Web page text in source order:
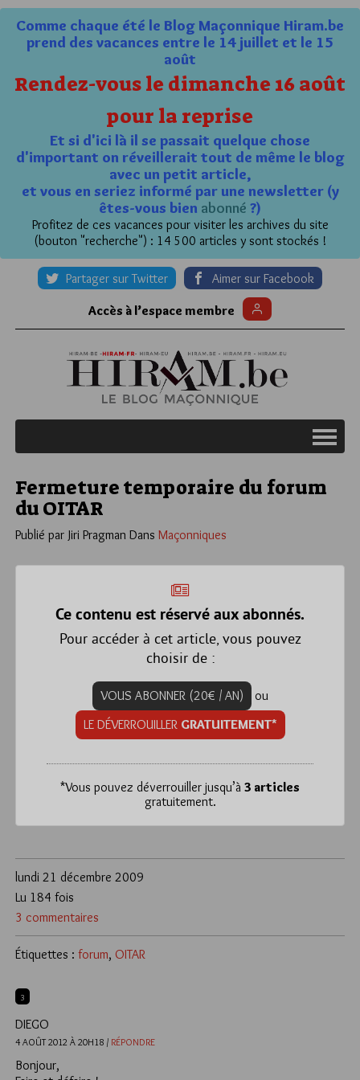
Comme chaque été le Blog Maçonnique Hiram.be
prend des vacances entre le 14 juillet et le 15
août
Rendez-vous le dimanche 16 août
pour la reprise
Et si d'ici là il se passait quelque chose
d'important on réveillerait tout de même le blog
avec un petit article,
et vous en seriez informé par une newsletter (y
êtes-vous bien abonné ?)
Profitez de ces vacances pour visiter les archives du site
(bouton "recherche") : 14 500 articles y sont stockés !
Partager sur Twitter Aimer sur Facebook
Accès à l’espace membre
Fermeture temporaire du forum
du OITAR
Publié par Jiri Pragman Dans Maçonniques
Ce contenu est réservé aux abonnés.
Pour accéder à cet article, vous pouvez
choisir de :
VOUS ABONNER (20€ / AN)
ou
LE DÉVERROUILLER GRATUITEMENT*
*Vous pouvez déverrouiller jusqu’à 3 articles
gratuitement.
lundi 21 décembre 2009
3 commentaires
Lu 184 fois
Étiquettes : forum, OITAR
3
DIEGO
4 AOÛT 2012 À 20H18 / RÉPONDRE
Bonjour,